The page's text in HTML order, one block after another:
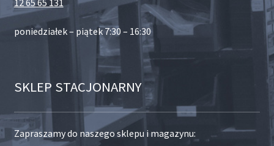
poniedziałek – piątek 7:30 – 16:30
SKLEP STACJONARNY
Zapraszamy do naszego sklepu i magazynu: